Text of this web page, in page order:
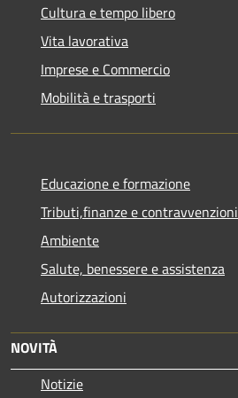
Cultura e tempo libero
Vita lavorativa
Imprese e Commercio
Mobilità e trasporti
Educazione e formazione
Tributi,finanze e contravvenzioni
Ambiente
Salute, benessere e assistenza
Autorizzazioni
NOVITÀ
Notizie